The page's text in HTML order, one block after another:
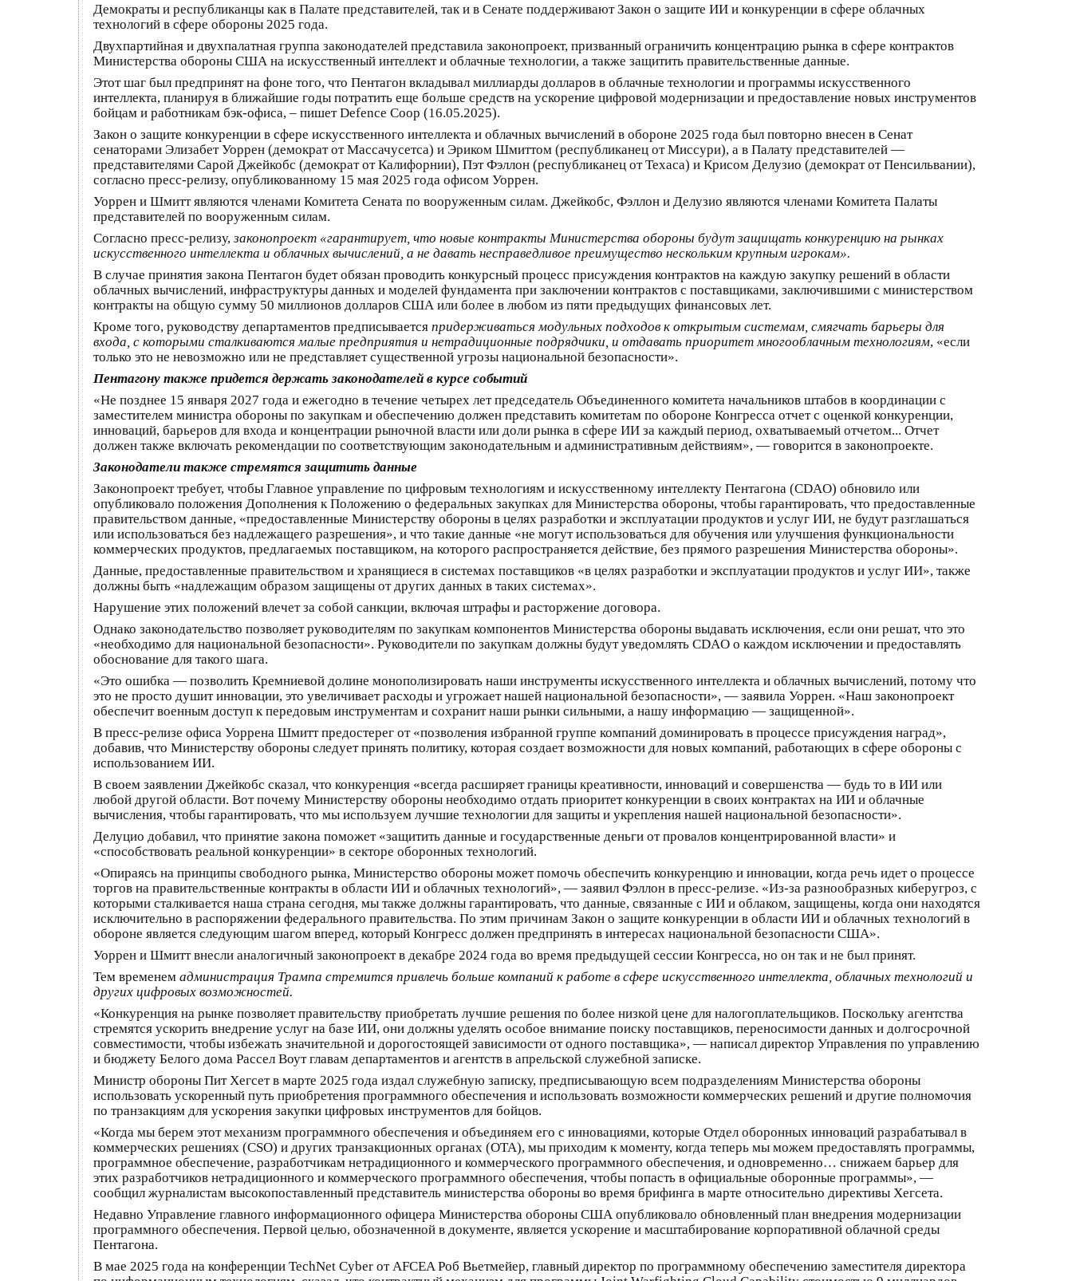
Демократы и республиканцы как в Палате представителей, так и в Сенате поддерживают Закон о защите ИИ и конкуренции в сфере облачных
технологий в сфере обороны 2025 года.
Двухпартийная и двухпалатная группа законодателей представила законопроект, призванный ограничить концентрацию рынка в сфере контрактов
Министерства обороны США на искусственный интеллект и облачные технологии, а также защитить правительственные данные.
Этот шаг был предпринят на фоне того, что Пентагон вкладывал миллиарды долларов в облачные технологии и программы искусственного
интеллекта, планируя в ближайшие годы потратить еще больше средств на ускорение цифровой модернизации и предоставление новых инструментов
бойцам и работникам бэк-офиса, – пишет Defence Coop (16.05.2025).
Закон о защите конкуренции в сфере искусственного интеллекта и облачных вычислений в обороне 2025 года был повторно внесен в Сенат
сенаторами Элизабет Уоррен (демократ от Массачусетса) и Эриком Шмиттом (республиканец от Миссури), а в Палату представителей —
представителями Сарой Джейкобс (демократ от Калифорнии), Пэт Фэллон (республиканец от Техаса) и Крисом Делузио (демократ от Пенсильвании),
согласно пресс-релизу, опубликованному 15 мая 2025 года офисом Уоррен.
Уоррен и Шмитт являются членами Комитета Сената по вооруженным силам. Джейкобс, Фэллон и Делузио являются членами Комитета Палаты
представителей по вооруженным силам.
Согласно пресс-релизу, законопроект «гарантирует, что новые контракты Министерства обороны будут защищать конкуренцию на рынках
искусственного интеллекта и облачных вычислений, а не давать несправедливое преимущество нескольким крупным игрокам».
В случае принятия закона Пентагон будет обязан проводить конкурсный процесс присуждения контрактов на каждую закупку решений в области
облачных вычислений, инфраструктуры данных и моделей фундамента при заключении контрактов с поставщиками, заключившими с министерством
контракты на общую сумму 50 миллионов долларов США или более в любом из пяти предыдущих финансовых лет.
Кроме того, руководству департаментов предписывается придерживаться модульных подходов к открытым системам, смягчать барьеры для
входа, с которыми сталкиваются малые предприятия и нетрадиционные подрядчики, и отдавать приоритет многооблачным технологиям, «если
только это не невозможно или не представляет существенной угрозы национальной безопасности».
Пентагону также придется держать законодателей в курсе событий
«Не позднее 15 января 2027 года и ежегодно в течение четырех лет председатель Объединенного комитета начальников штабов в координации с
заместителем министра обороны по закупкам и обеспечению должен представить комитетам по обороне Конгресса отчет с оценкой конкуренции,
инноваций, барьеров для входа и концентрации рыночной власти или доли рынка в сфере ИИ за каждый период, охватываемый отчетом... Отчет
должен также включать рекомендации по соответствующим законодательным и административным действиям», — говорится в законопроекте.
Законодатели также стремятся защитить данные
Законопроект требует, чтобы Главное управление по цифровым технологиям и искусственному интеллекту Пентагона (CDAO) обновило или
опубликовало положения Дополнения к Положению о федеральных закупках для Министерства обороны, чтобы гарантировать, что предоставленные
правительством данные, «предоставленные Министерству обороны в целях разработки и эксплуатации продуктов и услуг ИИ, не будут разглашаться
или использоваться без надлежащего разрешения», и что такие данные «не могут использоваться для обучения или улучшения функциональности
коммерческих продуктов, предлагаемых поставщиком, на которого распространяется действие, без прямого разрешения Министерства обороны».
Данные, предоставленные правительством и хранящиеся в системах поставщиков «в целях разработки и эксплуатации продуктов и услуг ИИ», также
должны быть «надлежащим образом защищены от других данных в таких системах».
Нарушение этих положений влечет за собой санкции, включая штрафы и расторжение договора.
Однако законодательство позволяет руководителям по закупкам компонентов Министерства обороны выдавать исключения, если они решат, что это
«необходимо для национальной безопасности». Руководители по закупкам должны будут уведомлять CDAO о каждом исключении и предоставлять
обоснование для такого шага.
«Это ошибка — позволить Кремниевой долине монополизировать наши инструменты искусственного интеллекта и облачных вычислений, потому что
это не просто душит инновации, это увеличивает расходы и угрожает нашей национальной безопасности», — заявила Уоррен. «Наш законопроект
обеспечит военным доступ к передовым инструментам и сохранит наши рынки сильными, а нашу информацию — защищенной».
В пресс-релизе офиса Уоррена Шмитт предостерег от «позволения избранной группе компаний доминировать в процессе присуждения наград»,
добавив, что Министерству обороны следует принять политику, которая создает возможности для новых компаний, работающих в сфере обороны с
использованием ИИ.
В своем заявлении Джейкобс сказал, что конкуренция «всегда расширяет границы креативности, инноваций и совершенства — будь то в ИИ или
любой другой области. Вот почему Министерству обороны необходимо отдать приоритет конкуренции в своих контрактах на ИИ и облачные
вычисления, чтобы гарантировать, что мы используем лучшие технологии для защиты и укрепления нашей национальной безопасности».
Делуцио добавил, что принятие закона поможет «защитить данные и государственные деньги от провалов концентрированной власти» и
«способствовать реальной конкуренции» в секторе оборонных технологий.
«Опираясь на принципы свободного рынка, Министерство обороны может помочь обеспечить конкуренцию и инновации, когда речь идет о процессе
торгов на правительственные контракты в области ИИ и облачных технологий», — заявил Фэллон в пресс-релизе. «Из-за разнообразных киберугроз, с
которыми сталкивается наша страна сегодня, мы также должны гарантировать, что данные, связанные с ИИ и облаком, защищены, когда они находятся
исключительно в распоряжении федерального правительства. По этим причинам Закон о защите конкуренции в области ИИ и облачных технологий в
обороне является следующим шагом вперед, который Конгресс должен предпринять в интересах национальной безопасности США».
Уоррен и Шмитт внесли аналогичный законопроект в декабре 2024 года во время предыдущей сессии Конгресса, но он так и не был принят.
Тем временем администрация Трампа стремится привлечь больше компаний к работе в сфере искусственного интеллекта, облачных технологий и
других цифровых возможностей.
«Конкуренция на рынке позволяет правительству приобретать лучшие решения по более низкой цене для налогоплательщиков. Поскольку агентства
стремятся ускорить внедрение услуг на базе ИИ, они должны уделять особое внимание поиску поставщиков, переносимости данных и долгосрочной
совместимости, чтобы избежать значительной и дорогостоящей зависимости от одного поставщика», — написал директор Управления по управлению
и бюджету Белого дома Рассел Воут главам департаментов и агентств в апрельской служебной записке.
Министр обороны Пит Хегсет в марте 2025 года издал служебную записку, предписывающую всем подразделениям Министерства обороны
использовать ускоренный путь приобретения программного обеспечения и использовать возможности коммерческих решений и другие полномочия
по транзакциям для ускорения закупки цифровых инструментов для бойцов.
«Когда мы берем этот механизм программного обеспечения и объединяем его с инновациями, которые Отдел оборонных инноваций разрабатывал в
коммерческих решениях (CSO) и других транзакционных органах (OTA), мы приходим к моменту, когда теперь мы можем предоставлять программы,
программное обеспечение, разработчикам нетрадиционного и коммерческого программного обеспечения, и одновременно… снижаем барьер для
этих разработчиков нетрадиционного и коммерческого программного обеспечения, чтобы попасть в официальные оборонные программы», —
сообщил журналистам высокопоставленный представитель министерства обороны во время брифинга в марте относительно директивы Хегсета.
Недавно Управление главного информационного офицера Министерства обороны США опубликовало обновленный план внедрения модернизации
программного обеспечения. Первой целью, обозначенной в документе, является ускорение и масштабирование корпоративной облачной среды
Пентагона.
В мае 2025 года на конференции TechNet Cyber ​​от AFCEA Роб Вьетмейер, главный директор по программному обеспечению заместителя директора